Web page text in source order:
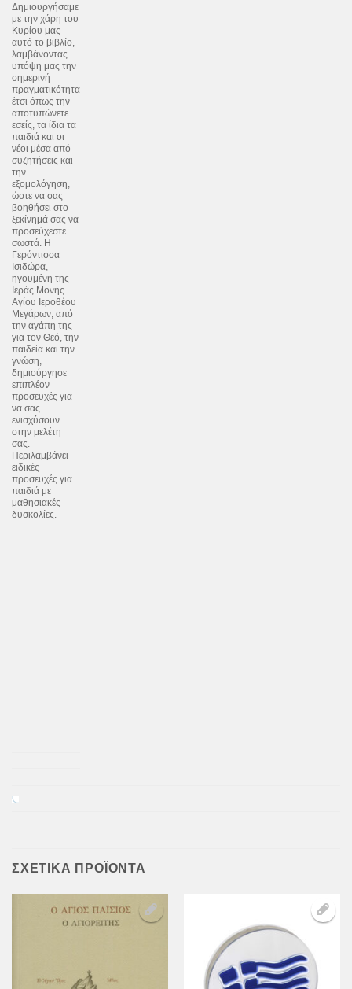
Δημιουργήσαμε
με την χάρη του
Κυρίου μας
αυτό το βιβλίο,
λαμβάνοντας
υπόψη μας την
σημερινή
πραγματικότητα
έτσι όπως την
αποτυπώνετε
εσείς, τα ίδια τα
παιδιά και οι
νέοι μέσα από
συζητήσεις και
την
εξομολόγηση,
ώστε να σας
βοηθήσει στο
ξεκίνημά σας να
προσεύχεστε
σωστά. Η
Γερόντισσα
Ισιδώρα,
ηγουμένη της
Ιεράς Μονής
Αγίου Ιεροθέου
Μεγάρων, από
την αγάπη της
για τον Θεό, την
παιδεία και την
γνώση,
δημιούργησε
επιπλέον
προσευχές για
να σας
ενισχύσουν
στην μελέτη
σας.
Περιλαμβάνει
ειδικές
προσευχές για
παιδιά με
μαθησιακές
δυσκολίες.
ΣΧΕΤΙΚΆ ΠΡΟΪΌΝΤΑ
Επιθυμιών
Προσθήκη
στη Λίστα
Επιθυμιών